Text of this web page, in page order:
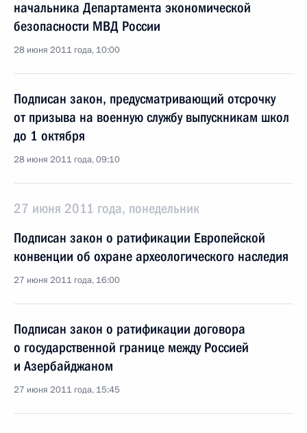
начальника Департамента экономической
безопасности МВД России
28 июня 2011 года, 10:00
Подписан закон, предусматривающий отсрочку
от призыва на военную службу выпускникам школ
до 1 октября
28 июня 2011 года, 09:10
27 июня 2011 года, понедельник
Подписан закон о ратификации Европейской
конвенции об охране археологического наследия
27 июня 2011 года, 16:00
Подписан закон о ратификации договора
о государственной границе между Россией
и Азербайджаном
27 июня 2011 года, 15:45